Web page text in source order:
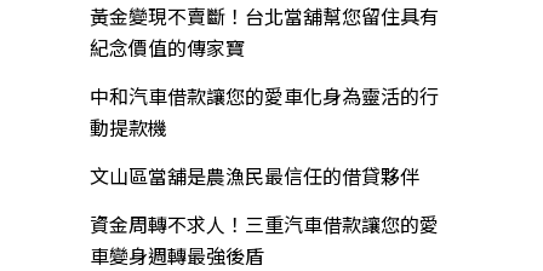
黃金變現不賣斷！台北當舖幫您留住具有
紀念價值的傳家寶
中和汽車借款讓您的愛車化身為靈活的行
動提款機
文山區當舖是農漁民最信任的借貸夥伴
資金周轉不求人！三重汽車借款讓您的愛
車變身週轉最強後盾